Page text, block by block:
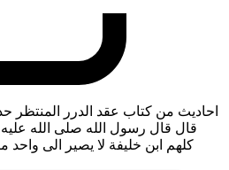
احاديث من كتاب عقد الدرر المنتظر
قال قال رسول الله صلى الله عليه
كلهم ابن خليفة لا يصير الى واحد